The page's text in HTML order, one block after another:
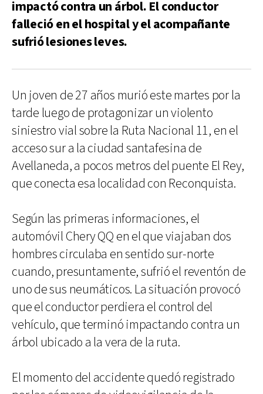
impactó contra un árbol. El conductor
falleció en el hospital y el acompañante
sufrió lesiones leves.
Un joven de 27 años murió este martes por la
tarde luego de protagonizar un violento
siniestro vial sobre la Ruta Nacional 11, en el
acceso sur a la ciudad santafesina de
Avellaneda, a pocos metros del puente El Rey,
que conecta esa localidad con Reconquista.
Según las primeras informaciones, el
automóvil Chery QQ en el que viajaban dos
hombres circulaba en sentido sur-norte
cuando, presuntamente, sufrió el reventón de
uno de sus neumáticos. La situación provocó
que el conductor perdiera el control del
vehículo, que terminó impactando contra un
árbol ubicado a la vera de la ruta.
El momento del accidente quedó registrado